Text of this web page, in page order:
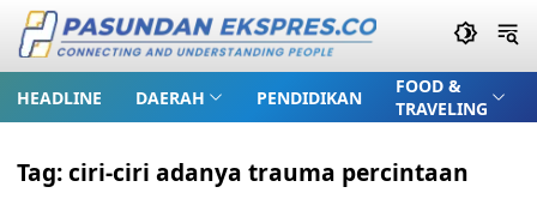
HEADLINE DAERAH PENDIDIKAN
FOOD &
TRAVELING
Tag:ciri-ciri adanya trauma percintaan